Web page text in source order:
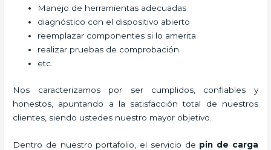
Manejo de herramientas adecuadas
diagnóstico con el dispositivo abierto
reemplazar componentes si lo amerita
realizar pruebas de comprobación
etc.
Nos caracterizamos por ser cumplidos, confiables y
honestos, apuntando a la satisfacción total de nuestros
clientes, siendo ustedes nuestro mayor objetivo.
Dentro de nuestro portafolio, el servicio de pin de carga